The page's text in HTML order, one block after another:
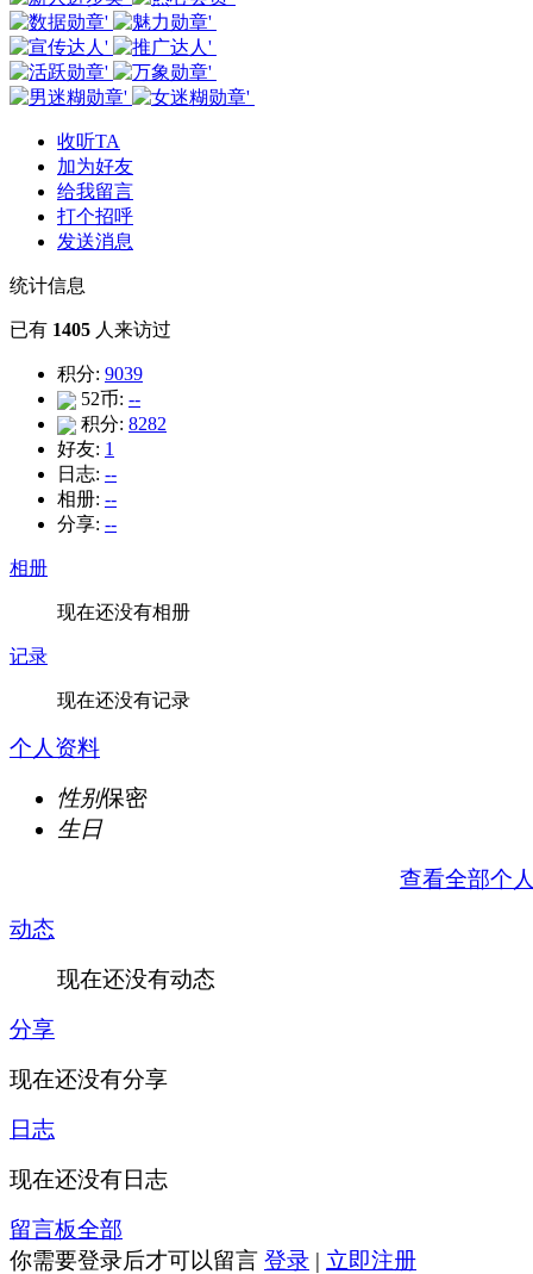
收听TA
加为好友
给我留言
打个招呼
发送消息
统计信息
已有 1405 人来访过
积分: 9039
52币: --
积分: 8282
好友: 1
日志: --
相册: --
分享: --
相册
现在还没有相册
记录
现在还没有记录
个人资料
性别保密
生日
查看全部个
动态
现在还没有动态
分享
现在还没有分享
日志
现在还没有日志
留言板全部
你需要登录后才可以留言 登录 | 立即注册